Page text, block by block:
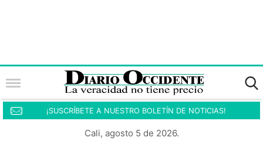
¡SUSCRÍBETE A NUESTRO BOLETÍN DE NOTICIAS!
Cali, agosto 5 de 2026.